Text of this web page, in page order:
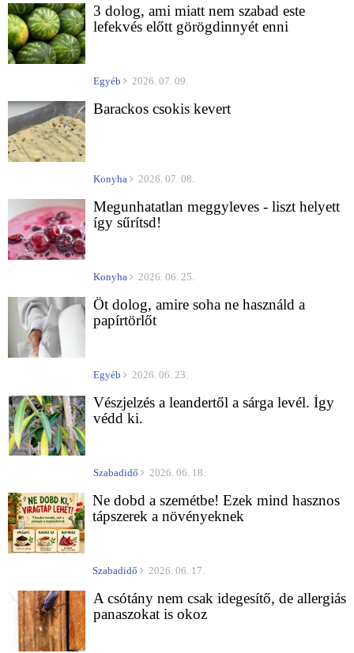
3 dolog, ami miatt nem szabad este
lefekvés előtt görögdinnyét enni
Egyéb 2026. 07. 09.
Barackos csokis kevert
Konyha 2026. 07. 08.
Megunhatatlan meggyleves - liszt helyett
így sűrítsd!
Konyha 2026. 06. 25.
Öt dolog, amire soha ne használd a
papírtörlőt
Egyéb 2026. 06. 23.
Vészjelzés a leandertől a sárga levél. Így
védd ki.
Szabadidő 2026. 06. 18.
Ne dobd a szemétbe! Ezek mind hasznos
tápszerek a növényeknek
Szabadidő 2026. 06. 17.
A csótány nem csak idegesítő, de allergiás
panaszokat is okoz